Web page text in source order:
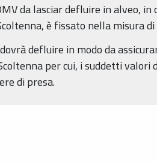
da lasciar defluire in alveo,
è fissato nella misura
defluire in modo da
per cui, i suddetti valori
di presa.